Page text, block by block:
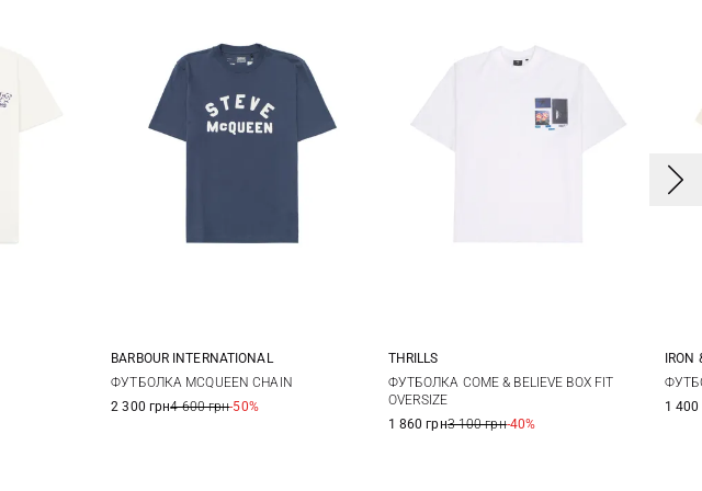
S M L
BARBOUR INTERNATIONAL
ФУТБОЛКА MCQUEEN CHAIN
2 300 грн4 600 грн-50%
S M L XL
XXL
THRILLS
ФУТБОЛКА COME & BELIEVE BOX FIT
OVERSIZE
1 860 грн3 100 грн-40%
M
IRON
1 400